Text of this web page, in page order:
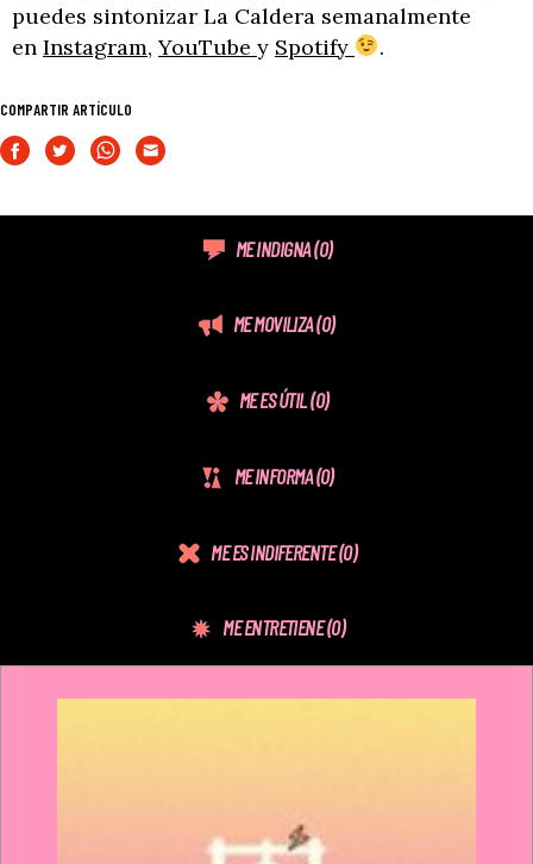
puedes sintonizar La Caldera semanalmente
en Instagram, YouTube y Spotify .
COMPARTIR ARTÍCULO
ME INDIGNA(0)
ME MOVILIZA(0)
ME ES ÚTIL(0)
ME INFORMA(0)
ME ES INDIFERENTE(0)
ME ENTRETIENE(0)